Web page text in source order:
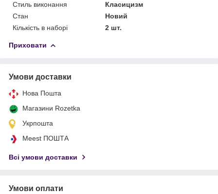
Стиль виконання
Класицизм
Стан
Новий
Кількість в наборі
2 шт.
Приховати
Умови доставки
Нова Пошта
Магазини Rozetka
Укрпошта
Meest ПОШТА
Всі умови доставки
Умови оплати